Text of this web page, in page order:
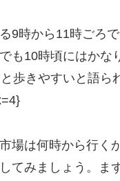
9時から11時ごろ
も10時頃にはかな
歩きやすいと語ら
場は何時から行く
てみましょう。ま